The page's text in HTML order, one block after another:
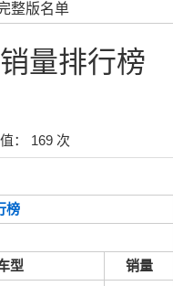
整版名单
量排行榜
： 169 次
榜
型
销量